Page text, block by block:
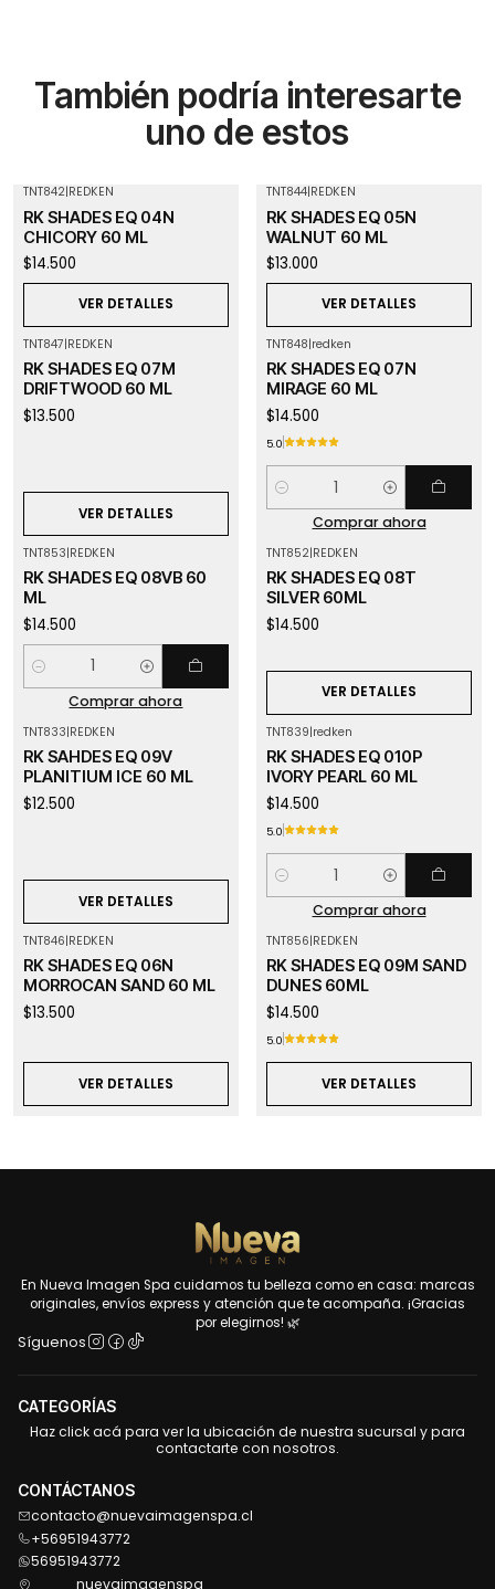
También podría interesarte
uno de estos
TNT842|REDKEN
RK SHADES EQ 04N
CHICORY 60 ML
$14.500
VER DETALLES
TNT844|REDKEN
RK SHADES EQ 05N
WALNUT 60 ML
$13.000
VER DETALLES
TNT847|REDKEN
RK SHADES EQ 07M
DRIFTWOOD 60 ML
$13.500
VER DETALLES
TNT848|redken
RK SHADES EQ 07N
MIRAGE 60 ML
$14.500
5.0
Cantidad
Comprar ahora
TNT853|REDKEN
RK SHADES EQ 08VB 60
ML
$14.500
Cantidad
Comprar ahora
TNT852|REDKEN
RK SHADES EQ 08T
SILVER 60ML
$14.500
VER DETALLES
TNT833|REDKEN
RK SAHDES EQ 09V
PLANITIUM ICE 60 ML
$12.500
VER DETALLES
TNT839|redken
RK SHADES EQ 010P
IVORY PEARL 60 ML
$14.500
5.0
Cantidad
Comprar ahora
TNT846|REDKEN
RK SHADES EQ 06N
MORROCAN SAND 60 ML
$13.500
VER DETALLES
TNT856|REDKEN
RK SHADES EQ 09M SAND
DUNES 60ML
$14.500
5.0
VER DETALLES
En Nueva Imagen Spa cuidamos tu belleza como en casa: marcas
originales, envíos express y atención que te acompaña. ¡Gracias
por elegirnos! 🌿
Síguenos
CATEGORÍAS
Haz click acá para ver la ubicación de nuestra sucursal y para
contactarte con nosotros.
CONTÁCTANOS
contacto@nuevaimagenspa.cl
+56951943772
56951943772
nuevaimagenspa